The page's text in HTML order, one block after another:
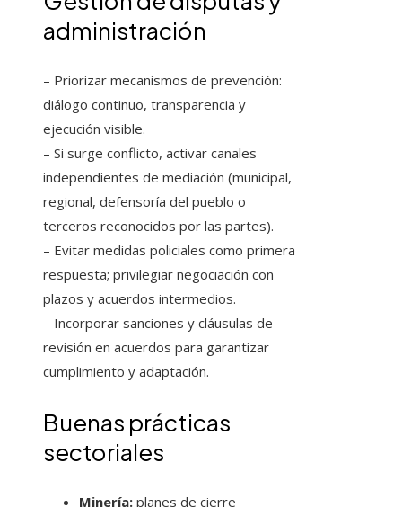
administración
– Priorizar mecanismos de prevención:
diálogo continuo, transparencia y
ejecución visible.
– Si surge conflicto, activar canales
independientes de mediación (municipal,
regional, defensoría del pueblo o
terceros reconocidos por las partes).
– Evitar medidas policiales como primera
respuesta; privilegiar negociación con
plazos y acuerdos intermedios.
– Incorporar sanciones y cláusulas de
revisión en acuerdos para garantizar
cumplimiento y adaptación.
Buenas prácticas
sectoriales
Minería: planes de cierre